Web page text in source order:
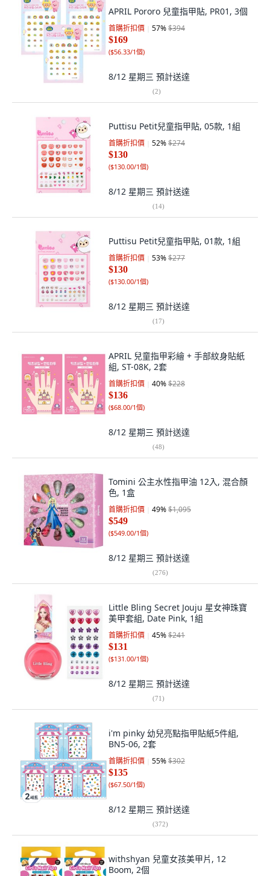
APRIL Pororo 兒童指甲貼, PR01, 3個
首購折扣價 57%$394
$169
($56.33/1個)
8/12 星期三 預計送達
(2)
Puttisu Petit兒童指甲貼, 05款, 1組
首購折扣價 52%$274
$130
($130.00/1個)
8/12 星期三 預計送達
(14)
Puttisu Petit兒童指甲貼, 01款, 1組
首購折扣價 53%$277
$130
($130.00/1個)
8/12 星期三 預計送達
(17)
APRIL 兒童指甲彩繪 + 手部紋身貼紙
組, ST-08K, 2套
首購折扣價 40%$228
$136
($68.00/1個)
8/12 星期三 預計送達
(48)
Tomini 公主水性指甲油 12入, 混合顏
色, 1盒
首購折扣價 49%$1,095
$549
($549.00/1個)
8/12 星期三 預計送達
(276)
Little Bling Secret Jouju 星女神珠寶
美甲套組, Date Pink, 1組
首購折扣價 45%$241
$131
($131.00/1個)
8/12 星期三 預計送達
(71)
i'm pinky 幼兒亮點指甲貼紙5件組,
BN5-06, 2套
首購折扣價 55%$302
$135
($67.50/1個)
8/12 星期三 預計送達
(372)
withshyan 兒童女孩美甲片, 12
Boom, 2個